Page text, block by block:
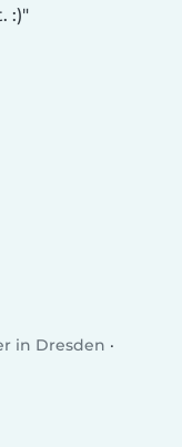
:)
in Dresden